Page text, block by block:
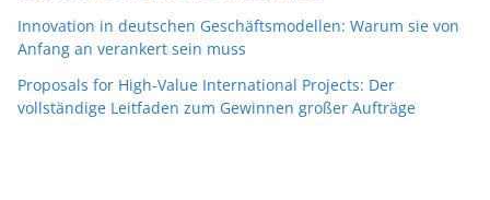
Innovation in deutschen Geschäftsmodellen: Warum sie von
Anfang an verankert sein muss
Proposals for High-Value International Projects: Der
vollständige Leitfaden zum Gewinnen großer Aufträge